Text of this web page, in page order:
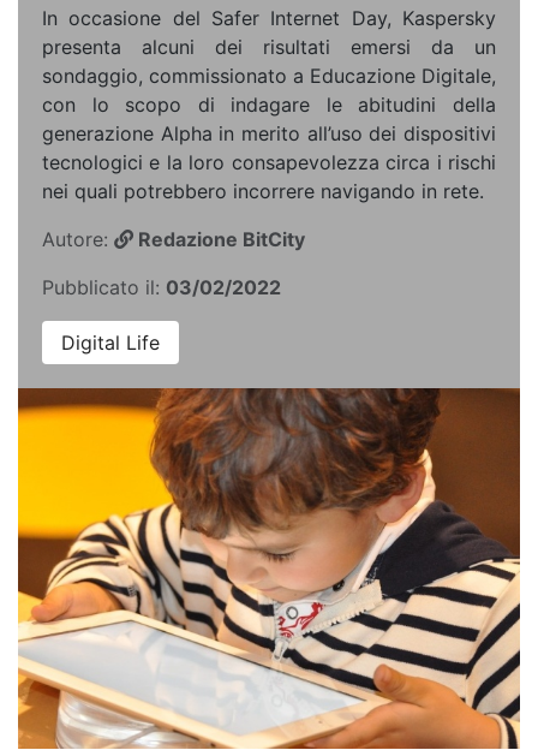
In occasione del Safer Internet Day, Kaspersky
presenta alcuni dei risultati emersi da un
sondaggio, commissionato a Educazione Digitale,
con lo scopo di indagare le abitudini della
generazione Alpha in merito all’uso dei dispositivi
tecnologici e la loro consapevolezza circa i rischi
nei quali potrebbero incorrere navigando in rete.
Autore:
Redazione BitCity
Pubblicato il: 03/02/2022
Digital Life